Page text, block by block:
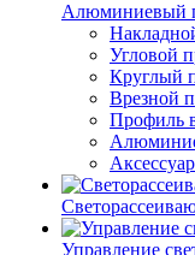
Алюминиевый
Угловой
Круглый
Врезной
Профиль
Управление